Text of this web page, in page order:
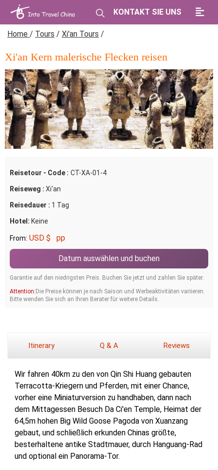
KONTAKT SIE UNS
Home / Tours / Xi'an Tours /
Xi'an Kern malerische Flecken reisen
Reisetour - Code : CT-XA-01-4
Reiseweg : Xi'an
Reisedauer : 1 Tag
Hotel: Keine
From: USD $ pp
Datum auswählen und buchen
Garantie auf den niedrigsten Preis. Buchen Sie jetzt und zahlen Sie später.
Attention:Die Preise können je nach Saison und Werbeaktivitäten variieren.
Bitte wenden Sie sich an Ihren Berater für weitere Details.
Itinerary Q & A Reviews
Wir fahren 40km zu den von Qin Shi Huang gebauten
Terracotta-Kriegern und Pferden, mit einer Chance,
vorher eine Miniaturversion zu handhaben, dann nach
dem Mittagessen Besuch Da Ci'en Temple, Heimat der
64,5m hohen Big Wild Goose Pagoda von Xuanzang
gebaut, und schließlich erkunden Chinas größte,
besterhaltene antike Stadtmauer, durch Hanguang-Rad
und optional ein Panorama-Tor.